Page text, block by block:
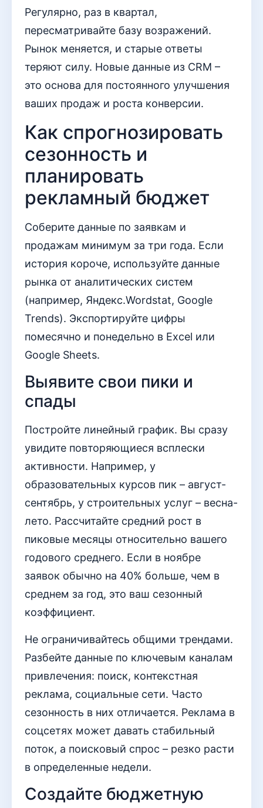
Регулярно, раз в квартал,
пересматривайте базу возражений.
Рынок меняется, и старые ответы
теряют силу. Новые данные из CRM –
это основа для постоянного улучшения
ваших продаж и роста конверсии.
Как спрогнозировать
сезонность и
планировать
рекламный бюджет
Соберите данные по заявкам и
продажам минимум за три года. Если
история короче, используйте данные
рынка от аналитических систем
(например, Яндекс.Wordstat, Google
Trends). Экспортируйте цифры
помесячно и понедельно в Excel или
Google Sheets.
Выявите свои пики и
спады
Постройте линейный график. Вы сразу
увидите повторяющиеся всплески
активности. Например, у
образовательных курсов пик – август-
сентябрь, у строительных услуг – весна-
лето. Рассчитайте средний рост в
пиковые месяцы относительно вашего
годового среднего. Если в ноябре
заявок обычно на 40% больше, чем в
среднем за год, это ваш сезонный
коэффициент.
Не ограничивайтесь общими трендами.
Разбейте данные по ключевым каналам
привлечения: поиск, контекстная
реклама, социальные сети. Часто
сезонность в них отличается. Реклама в
соцсетях может давать стабильный
поток, а поисковый спрос – резко расти
в определенные недели.
Создайте бюджетную